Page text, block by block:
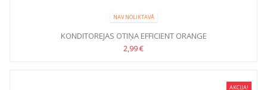
NAV NOLIKTAVĀ
KONDITOREJAS OTIŅA EFFICIENT ORANGE
2,99 €
AKCIJA!